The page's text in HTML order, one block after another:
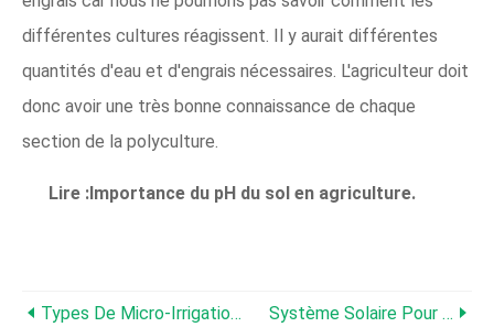
différentes cultures réagissent. Il y aurait différentes
quantités d'eau et d'engrais nécessaires. L'agriculteur doit
donc avoir une très bonne connaissance de chaque
section de la polyculture.
Lire :Importance du pH du sol en agriculture.
Types De Micro-Irrigation, Et Cultures Appropriées Système Solaire Pour Pompes À Eau Agricoles